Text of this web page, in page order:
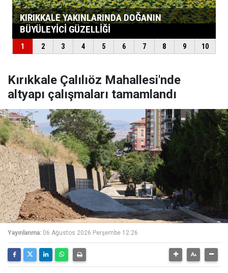
Kırıkkale Çalılıöz Mahallesi'nde
altyapı çalışmaları tamamlandı
Yayınlanma: 06 Ağustos 2026 Perşembe 12:26